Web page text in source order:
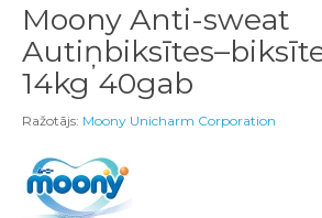
Moony Anti-sweat
14kg 40gab
Ražotājs: Moony Unicharm Corporation